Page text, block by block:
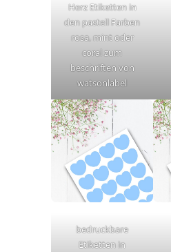
Herz Etiketten in
den pastell Farben
rosa, mint oder
coral zum
beschriften von
watsonlabel
bedruckbare
Etiketten in